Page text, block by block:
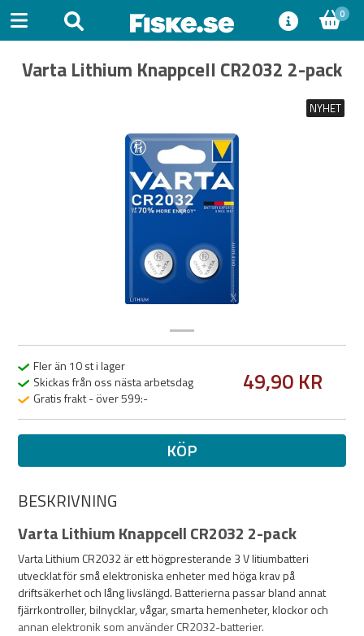
0
Varta Lithium Knappcell CR2032 2-pack
NYHET
Fler än 10 st i lager
Skickas från oss nästa arbetsdag
Gratis frakt - över 599:-
49,90 KR
KÖP
BESKRIVNING
Varta Lithium Knappcell CR2032 2-pack
Varta Lithium CR2032 är ett högpresterande 3 V litiumbatteri
utvecklat för små elektroniska enheter med höga krav på
driftsäkerhet och lång livslängd. Batterierna passar bland annat
fjärrkontroller, bilnycklar, vågar, smarta hemenheter, klockor och
annan elektronik som använder CR2032-batterier.